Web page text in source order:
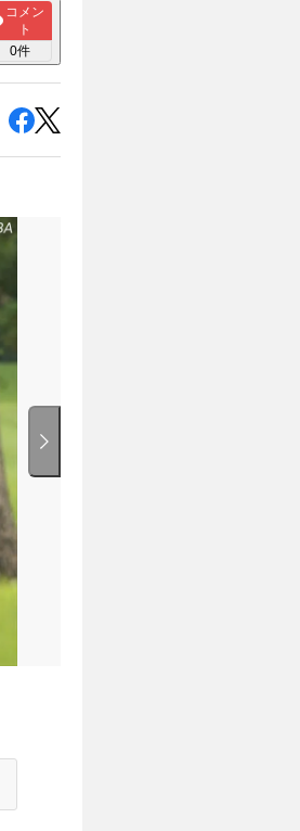
コメン
ト
0件